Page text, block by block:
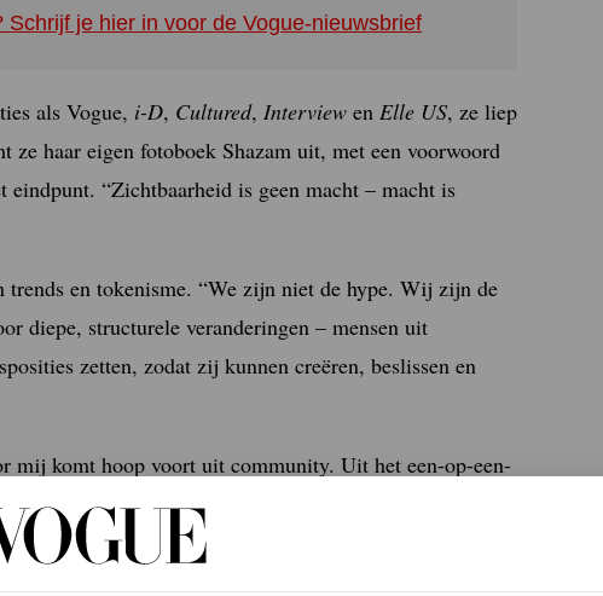
je hier in voor de Vogue-nieuwsbrief
als Vogue, i-D, Cultured, Interview en Elle US, ze liep
haar eigen fotoboek Shazam uit, met een voorwoord
“Zichtbaarheid is geen macht – macht is
trends en tokenisme. “We zijn niet de hype. Wij zijn de
diepe, structurele veranderingen – mensen uit
zetten, zodat zij kunnen creëren, beslissen en
mij komt hoop voort uit community. Uit het een-op-een-
kijkt – dáár gaat het echt om
niet alleen werk, maar ook een vorm van heling, een
maar ook gehoord te wor